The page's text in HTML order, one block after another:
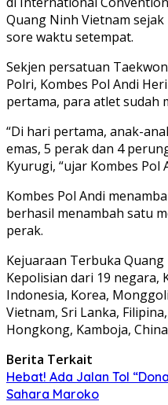
Quang Ninh Vietnam
sore waktu setempat.
Sekjen persatuan
Polri, Kombes Pol Andi
pertama, para atlet sudah
“Di hari pertama, anak-
emas, 5 perak dan 4
Kyurugi, “ujar Kombes Pol
Kombes Pol Andi
berhasil menambah satu
perak.
Kejuaraan Terbuka
Kepolisian dari 19 negara,
Indonesia, Korea,
Vietnam, Sri Lanka,
Hongkong, Kamboja,
Berita Terkait
Hebat! Ada Jalan Tol
Sahara Maroko